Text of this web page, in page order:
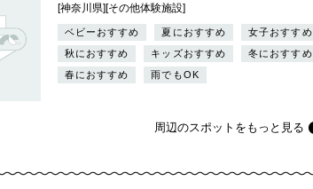
[神奈川県][その他体験施設]
ベビーおすすめ 夏におすすめ
女子おすすめ
秋におすすめ
キッズおすすめ
冬におすすめ
春におすすめ
雨でもOK
周辺のスポットをもっと見る